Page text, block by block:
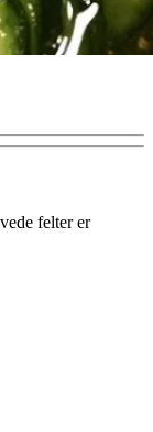
felter er